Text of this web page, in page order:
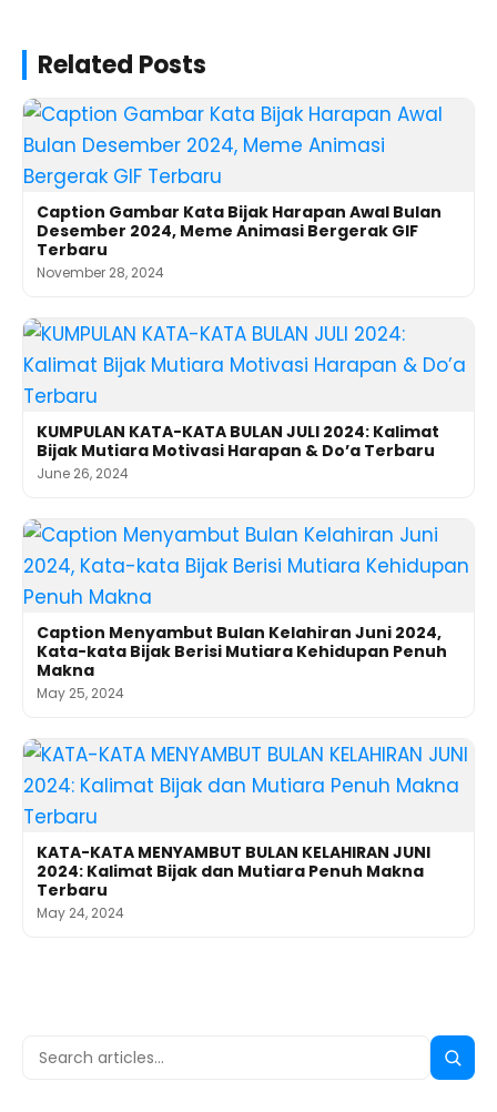
Related Posts
Caption Gambar Kata Bijak Harapan Awal Bulan
Desember 2024, Meme Animasi Bergerak GIF
Terbaru
November 28, 2024
KUMPULAN KATA-KATA BULAN JULI 2024: Kalimat
Bijak Mutiara Motivasi Harapan & Do’a Terbaru
June 26, 2024
Caption Menyambut Bulan Kelahiran Juni 2024,
Kata-kata Bijak Berisi Mutiara Kehidupan Penuh
Makna
May 25, 2024
KATA-KATA MENYAMBUT BULAN KELAHIRAN JUNI
2024: Kalimat Bijak dan Mutiara Penuh Makna
Terbaru
May 24, 2024
Search
Search